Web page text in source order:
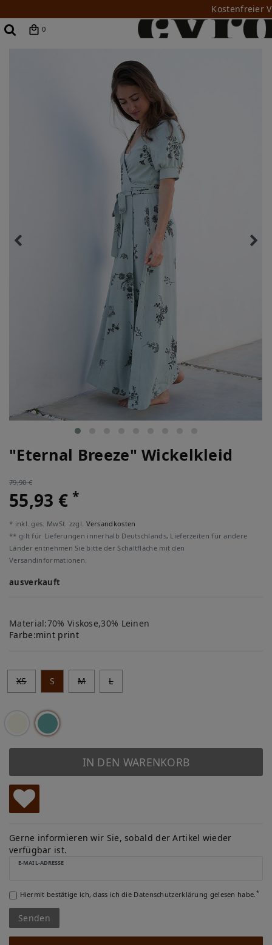
Kostenfreier
0
"Eternal Breeze" Wickelkleid
79,90 €
55,93 €*
* inkl. ges. MwSt. zzgl. Versandkosten
** gilt für Lieferungen innerhalb Deutschlands, Lieferzeiten für andere
Länder entnehmen Sie bitte der Schaltfläche mit den
Versandinformationen.
ausverkauft
Material:70% Viskose,30% Leinen
Farbe:mint print
XS S M L
IN DEN WARENKORB
W
u
ns
ch
lis
te
Gerne informieren wir Sie, sobald der Artikel wieder
verfügbar ist.
E-MAIL-ADRESSE
Hiermit bestätige ich, dass ich die Daten­schutz­erklärung gelesen habe.*
Senden